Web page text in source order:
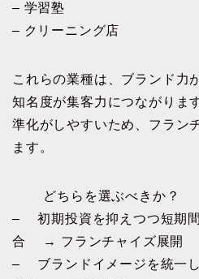
– 学習塾
– クリーニング店
これらの業種は、ブランド力
知名度が集客力につながりま
準化がしやすいため、フラン
ます。
どちらを選ぶべきか？
– 初期投資を抑えつつ短期
合 → フランチャイズ展開
– ブランドイメージを統一